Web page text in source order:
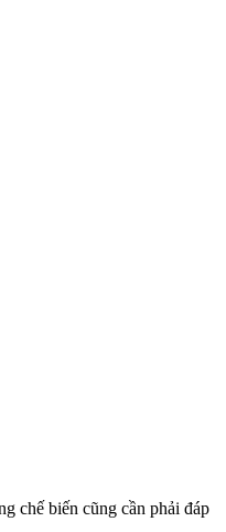
chế biến cũng cần phải đáp